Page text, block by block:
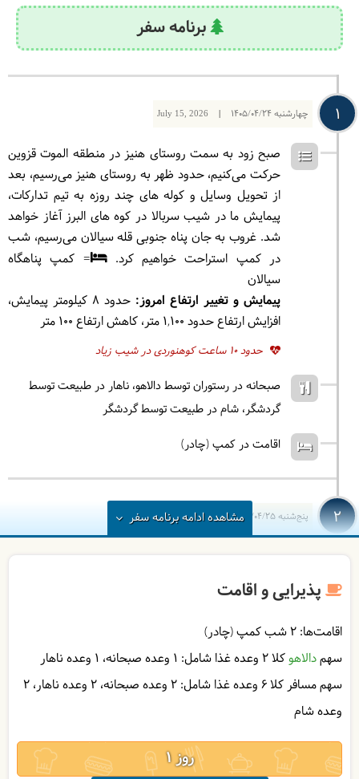
برنامه سفر
1 چهارشنبه July 15, 2026 | 1405/04/24
صبح زود به سمت روستای هنیز در منطقه الموت قزوین
حرکت می‌کنیم، حدود ظهر به روستای هنیز می‌رسیم، بعد
از تحویل وسایل و کوله های چند روزه به تیم تدارکات،
پیمایش ما در شیب سربالا در کوه های البرز آغاز خواهد
شد. غروب به جان پناه جنوبی قله سیالان می‌رسیم، شب
در کمپ استراحت خواهیم کرد.
= کمپ پناهگاه
سیالان
پیمایش و تغییر ارتفاع امروز:
حدود 8 کیلومتر پیمایش،
افزایش ارتفاع حدود 1,100 متر، کاهش ارتفاع 100 متر
حدود 10 ساعت کوهنوردی در شیب زیاد
صبحانه در رستوران توسط دالاهو ناهار در طبیعت توسط
گردشگر شام در طبیعت توسط گردشگر
اقامت در کمپ (چادر)
2 پنج‌شنبه July 16, 2026 | 1405/04/25
تدارکات تحویل داده و به سمت گردنه سیالان خواهیم
رفت، (صعود اختیاری قله سیالان) دورنمای قله زیبای
طبیعت به سمت جنگل‌های دوهزار سرازیر خواهیم شد،
امروز تغییر اقلیم البرز جنوبی به هوا و خنکای شمال را
تجربه خواهیم کرد و مسیرمان سراشیبی خواهد بود. غروب
پیمایش و تغییر ارتفاع امروز:
حدود 12 کیلومتر پیمایش،
مشاهدهادامهبرنامه سفر
پذیرایی و اقامت
اقامت‌ها: 2 شب کمپ (چادر)
سهمدالاهوکلا 2 وعده غذا شامل: 1 وعده صبحانه
1 وعده ناهار
سهم مسافر کلا 6 وعده غذا شامل:
2 وعده صبحانه 2 وعده ناهار
2
وعده شام
1